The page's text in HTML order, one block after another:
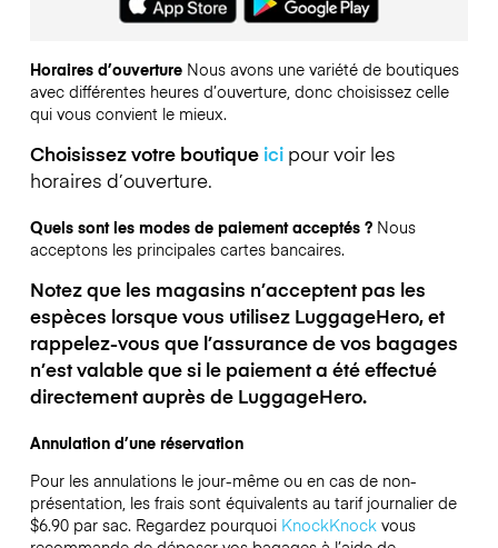
Horaires d’ouverture Nous avons une variété de boutiques
avec différentes heures d’ouverture, donc choisissez celle
qui vous convient le mieux.
Choisissez votre boutique icipour voir les
horaires d’ouverture.
Quels sont les modes de paiement acceptés ? Nous
acceptons les principales cartes bancaires.
Notez que les magasins n’acceptent pas les
espèces lorsque vous utilisez LuggageHero, et
rappelez-vous que l’assurance de vos bagages
n’est valable que si le paiement a été effectué
directement auprès de LuggageHero.
Annulation d’une réservation
Pour les annulations le jour-même ou en cas de non-
présentation, les frais sont équivalents au tarif journalier de
$6.90 par sac. Regardez pourquoi KnockKnockvous